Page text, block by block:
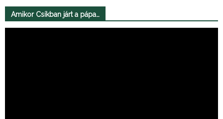
Amikor Csíkban járt a pápa…